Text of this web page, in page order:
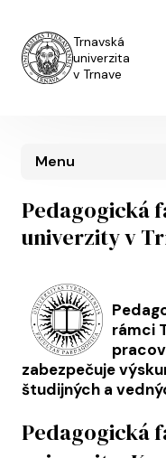
Trnavská
univerzita
v Trnave
Pedagogická
univerzity v
rámci
zabezpečuje
študijných a
Pedagogická
Menu